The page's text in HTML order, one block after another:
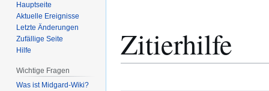
Zitierhilfe
Hauptseite
Aktuelle Ereignisse
Letzte Änderungen
Zufällige Seite
Hilfe
Wichtige Fragen
Was ist Midgard-Wiki?